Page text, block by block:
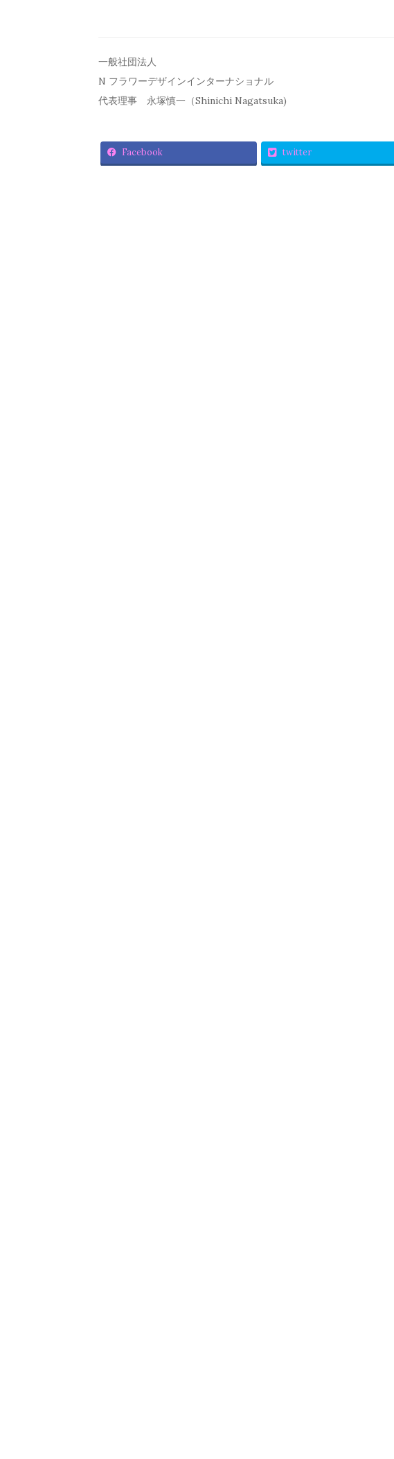
一般社団法人
N フラワーデザインインターナショナル
代表理事 永塚慎一（Shinichi Nagatsuka)
Facebook twitter